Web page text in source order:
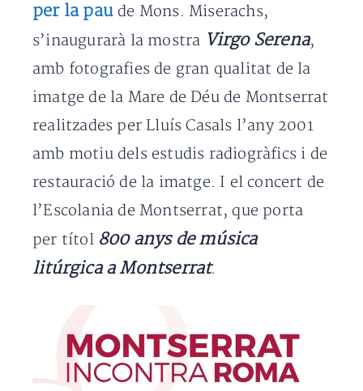
per la pau de Mons. Miserachs,
s’inaugurarà la mostra Virgo Serena,
amb fotografies de gran qualitat de la
imatge de la Mare de Déu de Montserrat
realitzades per Lluís Casals l’any 2001
amb motiu dels estudis radiogràfics i de
restauració de la imatge. I el concert de
l’Escolania de Montserrat, que porta
per títol 800 anys de música
litúrgica a Montserrat.